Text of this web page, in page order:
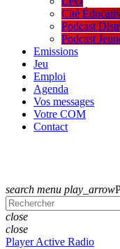
Cité
Podcast
Podcast
Emissions
Jeu
Emploi
Agenda
Vos messages
Votre COM
Contact
search menu play_arrow
close
close
Player Active Radio